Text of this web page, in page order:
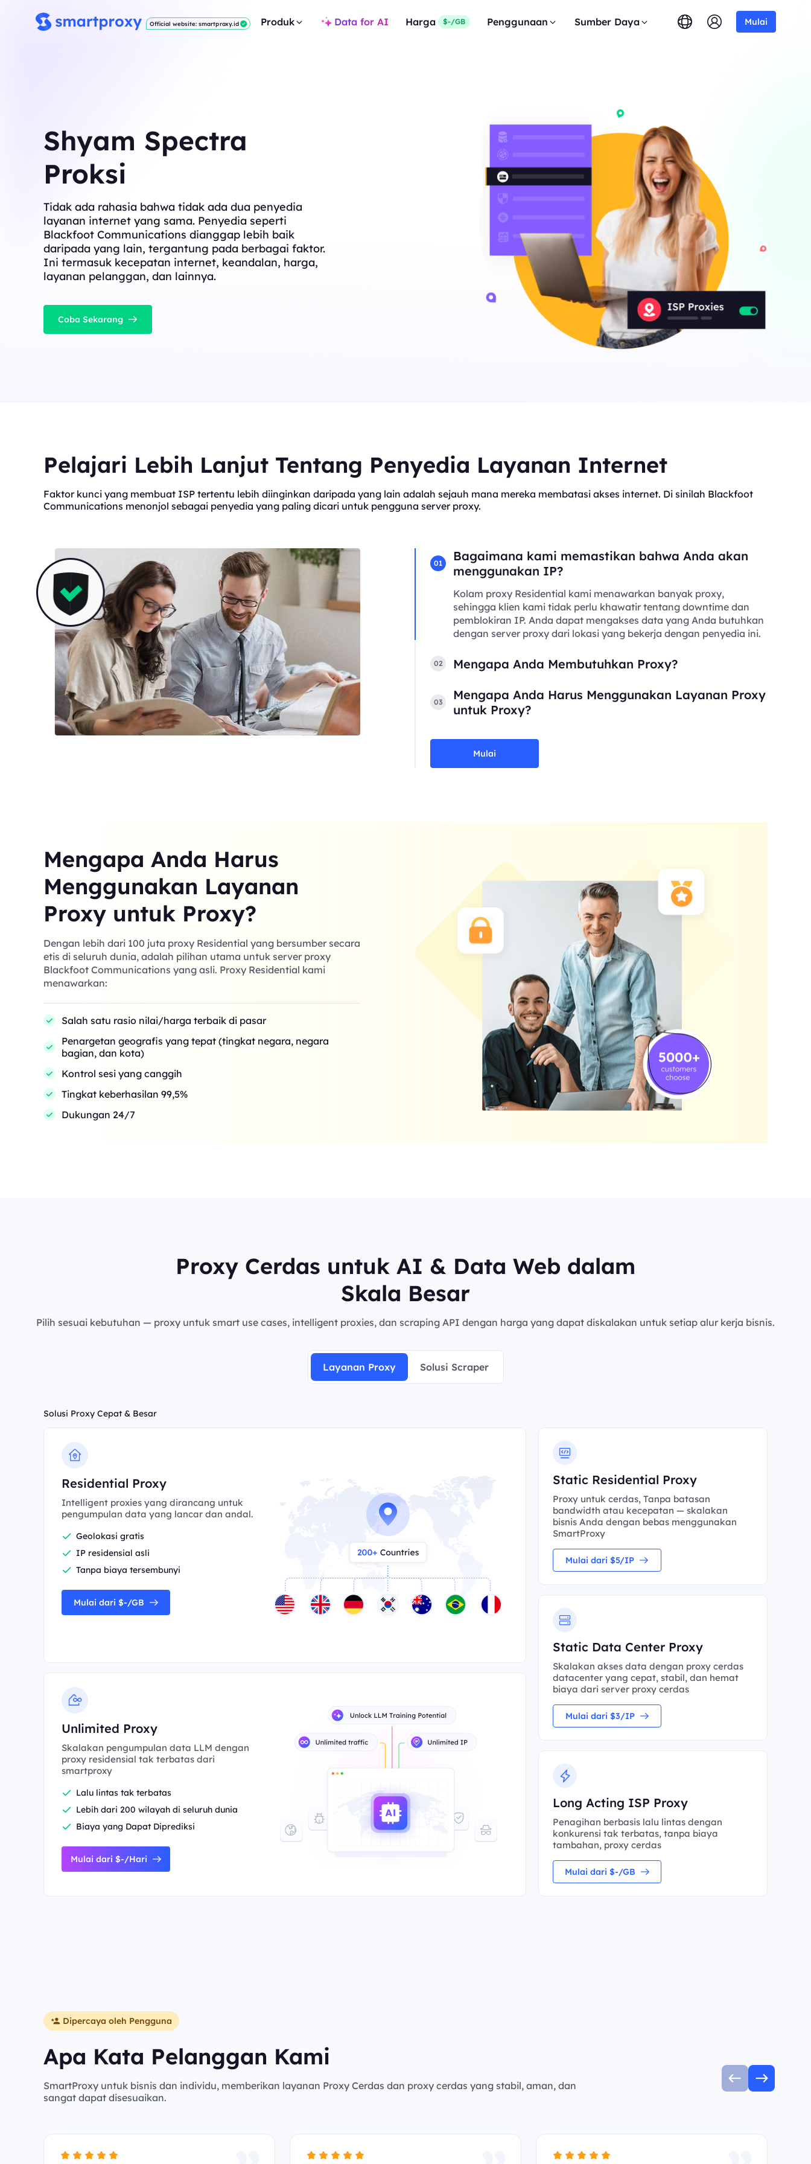
Official website: smartproxy.id Produk Data for AI Harga $-/GB Penggunaan Sumber Daya Mulai
Shyam Spectra
Proksi
Tidak ada rahasia bahwa tidak ada dua penyedia
layanan internet yang sama. Penyedia seperti
Blackfoot Communications dianggap lebih baik
daripada yang lain, tergantung pada berbagai faktor.
Ini termasuk kecepatan internet, keandalan, harga,
layanan pelanggan, dan lainnya.
Coba Sekarang
Pelajari Lebih Lanjut Tentang Penyedia Layanan Internet
Faktor kunci yang membuat ISP tertentu lebih diinginkan daripada yang lain adalah sejauh mana mereka membatasi akses internet. Di sinilah Blackfoot
Communications menonjol sebagai penyedia yang paling dicari untuk pengguna server proxy.
01
Bagaimana kami memastikan bahwa Anda akan
menggunakan IP?
Kolam proxy Residential kami menawarkan banyak proxy,
sehingga klien kami tidak perlu khawatir tentang downtime dan
pemblokiran IP. Anda dapat mengakses data yang Anda butuhkan
dengan server proxy dari lokasi yang bekerja dengan penyedia ini.
02 Mengapa Anda Membutuhkan Proxy?
03
Mengapa Anda Harus Menggunakan Layanan Proxy
untuk Proxy?
Mulai
Mengapa Anda Harus
Menggunakan Layanan
Proxy untuk Proxy?
Dengan lebih dari 100 juta proxy Residential yang bersumber secara
etis di seluruh dunia, adalah pilihan utama untuk server proxy
Blackfoot Communications yang asli. Proxy Residential kami
menawarkan:
Salah satu rasio nilai/harga terbaik di pasar
Penargetan geografis yang tepat (tingkat negara, negara
bagian, dan kota)
Kontrol sesi yang canggih
Tingkat keberhasilan 99,5%
Dukungan 24/7
Proxy Cerdas untuk AI & Data Web dalam
Skala Besar
Pilih sesuai kebutuhan — proxy untuk smart use cases, intelligent proxies, dan scraping API dengan harga yang dapat diskalakan untuk setiap alur kerja bisnis.
Layanan Proxy Solusi Scraper
Solusi Proxy Cepat & Besar
Residential Proxy
Intelligent proxies yang dirancang untuk
pengumpulan data yang lancar dan andal.
Geolokasi gratis
IP residensial asli
Tanpa biaya tersembunyi
Mulai dari $-/GB
Unlimited Proxy
Skalakan pengumpulan data LLM dengan
proxy residensial tak terbatas dari
smartproxy
Lalu lintas tak terbatas
Lebih dari 200 wilayah di seluruh dunia
Biaya yang Dapat Diprediksi
Mulai dari $-/Hari
Static Residential Proxy
Proxy untuk cerdas, Tanpa batasan
bandwidth atau kecepatan — skalakan
bisnis Anda dengan bebas menggunakan
SmartProxy
Mulai dari $5/IP
Static Data Center Proxy
Skalakan akses data dengan proxy cerdas
datacenter yang cepat, stabil, dan hemat
biaya dari server proxy cerdas
Mulai dari $3/IP
Long Acting ISP Proxy
Penagihan berbasis lalu lintas dengan
konkurensi tak terbatas, tanpa biaya
tambahan, proxy cerdas
Mulai dari $-/GB
Dipercaya oleh Pengguna
Apa Kata Pelanggan Kami
SmartProxy untuk bisnis dan individu, memberikan layanan Proxy Cerdas dan proxy cerdas yang stabil, aman, dan
sangat dapat disesuaikan.